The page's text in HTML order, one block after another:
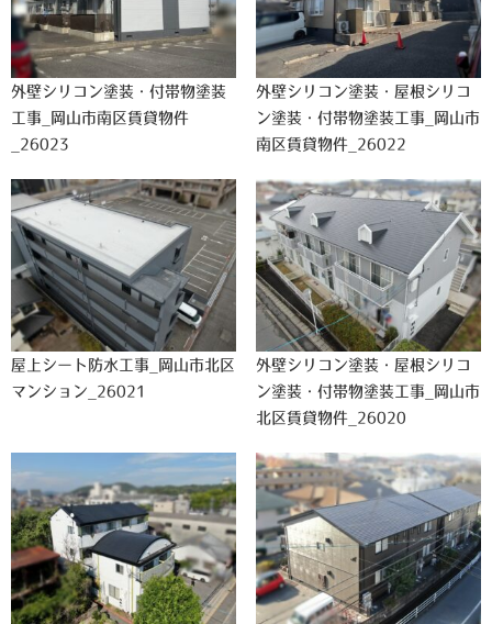
外壁シリコン塗装・付帯物塗装
工事_岡山市南区賃貸物件
_26023
外壁シリコン塗装・屋根シリコ
ン塗装・付帯物塗装工事_岡山市
南区賃貸物件_26022
屋上シート防水工事_岡山市北区
マンション_26021
外壁シリコン塗装・屋根シリコ
ン塗装・付帯物塗装工事_岡山市
北区賃貸物件_26020